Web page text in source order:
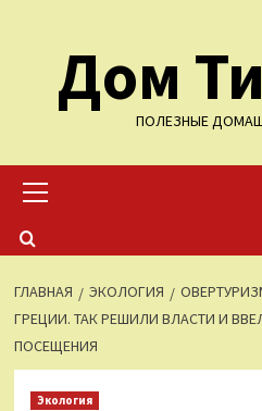
содержимомуДом
ПОЛЕЗНЫЕ
меню
ГЛАВНАЯ ЭКОЛОГИЯ
ГРЕЦИИ. ТАК РЕШИЛИ ВЛАСТИ И
ПОСЕЩЕНИЯ
Экология